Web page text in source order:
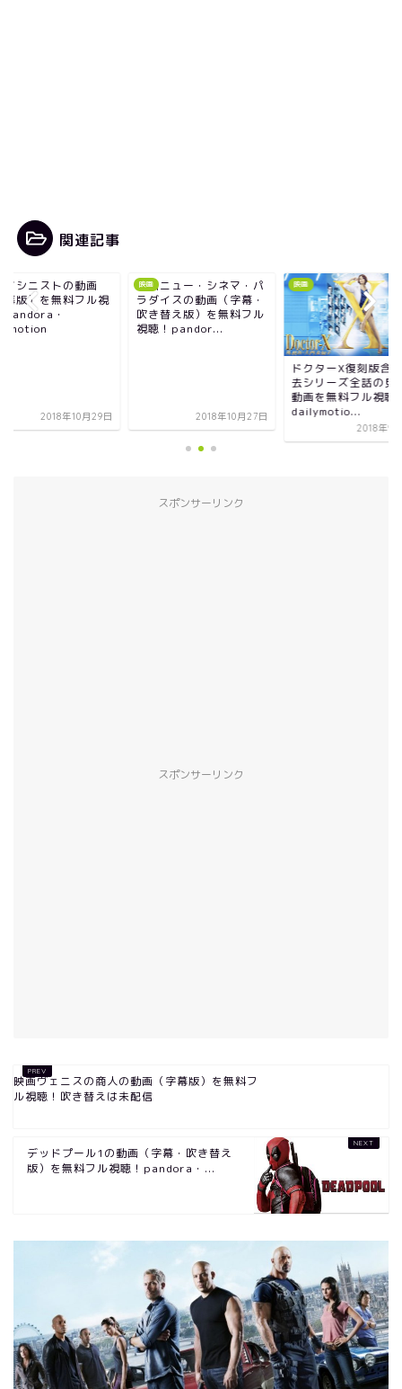
関連記事
ニュー・シネマ・パ
イスの動画（字幕・
替え版）を無料フル
！pandor...
2018年10月27日
映画
dailymotio...
2018年9月15日
映画
映画マシニストの動
（字幕版）を無料フ
聴！pandora・
dailymotion
2018年10
スポンサーリンク
スポンサーリンク
映画ヴェニスの商人の動画（字幕版）を無料フ
ル視聴！吹き替えは未配信
デッドプール1の動画（字幕・吹き替え
版）を無料フル視聴！pandora・...